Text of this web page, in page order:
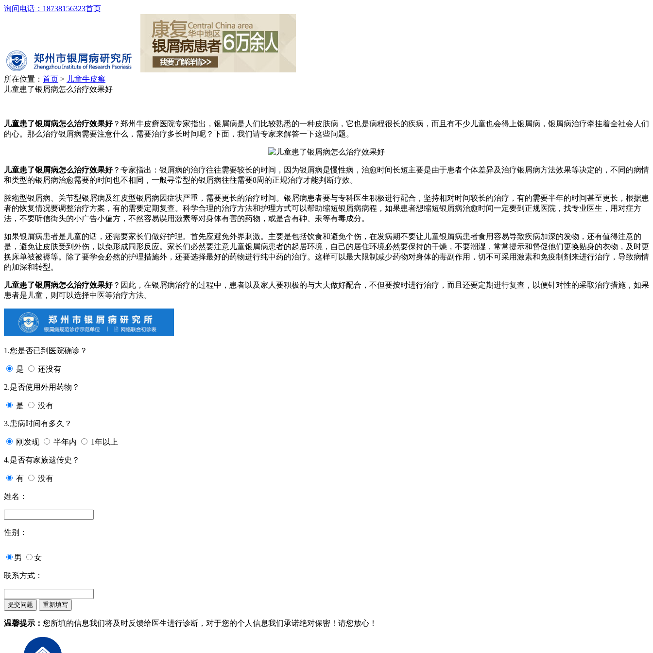
首页
询问电话：18738156323
所在位置： 首页 > 儿童牛皮癣
儿童患了银屑病怎么治疗效果好
儿童患了银屑病怎么治疗效果好？郑州牛皮癣医院专家指出，银屑病是人们比较熟悉的一种皮肤病，它也是病程很长的疾病，而且有不少儿童也会得上银屑病，银屑病治疗牵挂着全社会人们
的心。那么治疗银屑病需要注意什么，需要治疗多长时间呢？下面，我们请专家来解答一下这些问题。
儿童患了银屑病怎么治疗效果好？专家指出：银屑病的治疗往往需要较长的时间，因为银屑病是慢性病，治愈时间长短主要是由于患者个体差异及治疗银屑病方法效果等决定的，不同的病情
和类型的银屑病治愈需要的时间也不相同，一般寻常型的银屑病往往需要8周的正规治疗才能判断疗效。
脓疱型银屑病、关节型银屑病及红皮型银屑病因症状严重，需要更长的治疗时间。银屑病患者要与专科医生积极进行配合，坚持相对时间较长的治疗，有的需要半年的时间甚至更长，根据患
者的恢复情况要调整治疗方案，有的需要定期复查。科学合理的治疗方法和护理方式可以帮助缩短银屑病病程，如果患者想缩短银屑病治愈时间一定要到正规医院，找专业医生，用对症方
法，不要听信街头的小广告小偏方，不然容易误用激素等对身体有害的药物，或是含有砷、汞等有毒成分。
如果银屑病患者是儿童的话，还需要家长们做好护理。首先应避免外界刺激。主要是包括饮食和避免个伤，在发病期不要让儿童银屑病患者食用容易导致疾病加深的发物，还有值得注意的
是，避免让皮肤受到外伤，以免形成同形反应。家长们必然要注意儿童银屑病患者的起居环境，自己的居住环境必然要保持的干燥，不要潮湿，常常提示和督促他们更换贴身的衣物，及时更
换床单被被褥等。除了要学会必然的护理措施外，还要选择最好的药物进行纯中药的治疗。这样可以最大限制减少药物对身体的毒副作用，切不可采用激素和免疫制剂来进行治疗，导致病情
的加深和转型。
儿童患了银屑病怎么治疗效果好？因此，在银屑病治疗的过程中，患者以及家人要积极的与大夫做好配合，不但要按时进行治疗，而且还要定期进行复查，以便针对性的采取治疗措施，如果
患者是儿童，则可以选择中医等治疗方法。
1.您是否已到医院确诊？
是 还没有
2.是否使用外用药物？
是 没有
3.患病时间有多久？
刚发现 半年内 1年以上
4.是否有家族遗传史？
有 没有
姓名：
性别：
男 女
联系方式：
温馨提示： 您所填的信息我们将及时反馈给医生进行诊断，对于您的个人信息我们承诺绝对保密！请您放心！